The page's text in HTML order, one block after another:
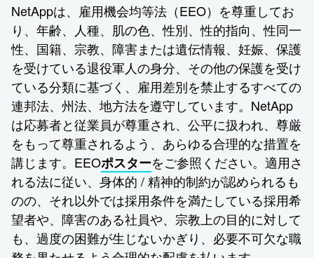
NetAppは、雇用機会均等法（EEO）を尊重してお
り、年齢、人種、肌の色、性別、性的指向、性同一
性、国籍、宗教、障害または遺伝情報、妊娠、保護
を受けている退役軍人の身分、その他の保護を受け
ている分類に基づく、雇用差別を禁止するすべての
連邦法、州法、地方法を遵守しています。NetApp
は応募者と従業員が尊重され、公平に扱われ、尊厳
をもって尊重されるよう、あらゆる合理的な措置を
講じます。EEOポスターをご参照ください。適用さ
れる法に従い、身体的 / 精神的制約が認められるも
のの、それ以外では採用条件を満たしている採用希
望者や、障害のある社員や、宗教上の目的に対して
も、過度の困難が生じないかぎり、必要不可欠な職